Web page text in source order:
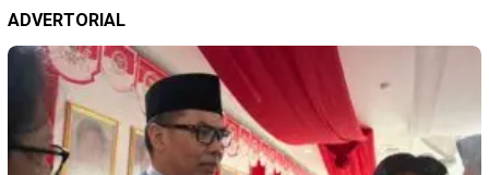
ADVERTORIAL